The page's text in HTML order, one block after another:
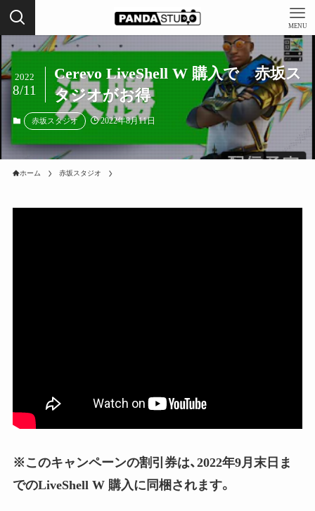
MENU
Cerevo LiveShell W 購入で 赤坂ス
タジオがお得
2022
8/11
赤坂スタジオ 2022年8月11日
ホーム 赤坂スタジオ
※このキャンペーンの割引券は、2022年9月末日ま
でのLiveShell W 購入に同梱されます。